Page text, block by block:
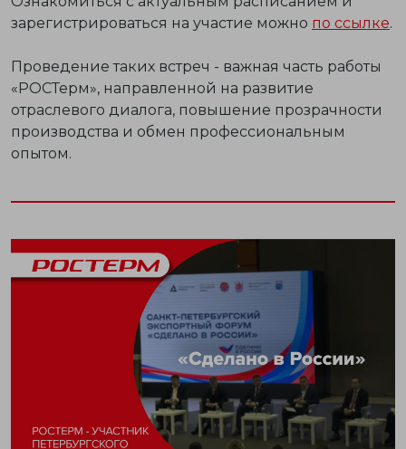
зарегистрироваться на участие можно по ссылке.
Проведение таких встреч - важная часть работы
«РОСТерм», направленной на развитие
отраслевого диалога, повышение прозрачности
производства и обмен профессиональным
опытом.